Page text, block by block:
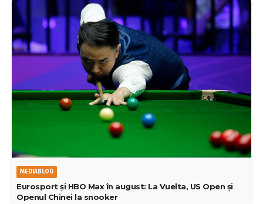
MEDIABLOG
Eurosport și HBO Max în august: La Vuelta, US Open și
Openul Chinei la snooker